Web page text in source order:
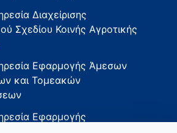
Διαχείρισης
Σχεδίου Κοινής Αγροτικής
Εφαρμογής Άμεσων
και Τομεακών
Εφαρμογής